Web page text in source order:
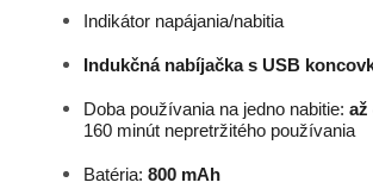
Indikátor napájania/nabitia
Indukčná nabíjačka s USB
Doba používania na jedno nabitie: až
160 minút nepretržitého používania
Batéria: 800 mAh